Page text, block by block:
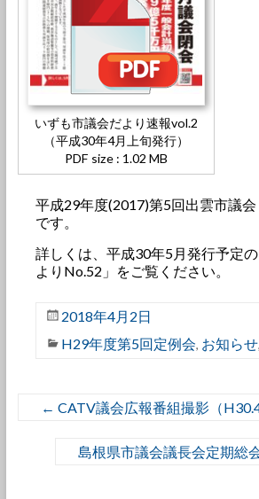
いずも市議会だより速報vol.2
（平成30年4月上旬発行）
PDF size : 1.02 MB
平成29年度(2017)第5回出雲市議
です。
詳しくは、平成30年5月発行予定
よりNo.52」をご覧ください。
2018年4月2日
H29年度第5回定例会, お知らせ,
← CATV議会広報番組撮影（
島根県市議会議長会定期総